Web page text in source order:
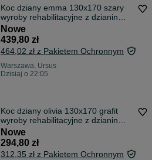
Koc dziany emma 130x170 szary
wyroby rehabilitacyjne z dzianin
wełnianych klasa i, reguła 1
pościelowe wyroby rozgrzewające -
Koc
Nowe
439,80 zł
464,02 zł z Pakietem Ochronnym
Warszawa, Ursus
Dzisiaj o 22:05
Koc dziany olivia 130x170 grafit
wyroby rehabilitacyjne z dzianin
wełnianych klasa i, reguła 1
pościelowe wyroby rozgrzewające -
Koc
Nowe
294,80 zł
312,35 zł z Pakietem Ochronnym